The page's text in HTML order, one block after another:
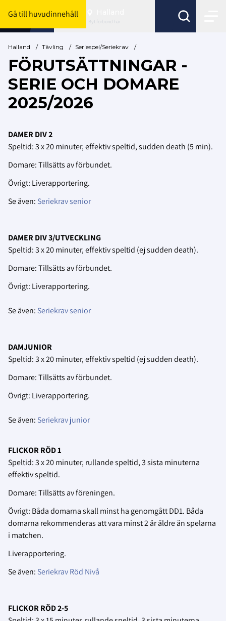
Gå till huvudinnehåll
Byt förbund här
Halland / Tävling / Seriespel/Seriekrav /
FÖRUTSÄTTNINGAR -
SERIE OCH DOMARE
2025/2026
DAMER DIV 2
Speltid: 3 x 20 minuter, effektiv speltid, sudden death (5 min).
Domare: Tillsätts av förbundet.
Övrigt: Liverapportering.
Se även: Seriekrav senior
DAMER DIV 3/UTVECKLING
Speltid: 3 x 20 minuter, effektiv speltid (ej sudden death).
Domare: Tillsätts av förbundet.
Övrigt: Liverapportering.
Se även: Seriekrav senior
DAMJUNIOR
Speltid: 3 x 20 minuter, effektiv speltid (ej sudden death).
Domare: Tillsätts av förbundet.
Övrigt: Liverapportering.
Se även: Seriekrav junior
FLICKOR RÖD 1
Speltid: 3 x 20 minuter, rullande speltid, 3 sista minuterna
effektiv speltid.
Domare: Tillsätts av föreningen.
Övrigt: Båda domarna skall minst ha genomgått DD1. Båda
domarna rekommenderas att vara minst 2 år äldre än spelarna
i matchen.
Liverapportering.
Se även: Seriekrav Röd Nivå
FLICKOR RÖD 2-5